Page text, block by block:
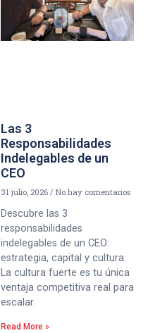
Las 3
Responsabilidades
Indelegables de un
CEO
31 julio, 2026 No hay comentarios
Descubre las 3
responsabilidades
indelegables de un CEO:
estrategia, capital y cultura.
La cultura fuerte es tu única
ventaja competitiva real para
escalar.
Read More »